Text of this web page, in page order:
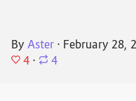
By Aster⋅ February 28,
4 ⋅ 4